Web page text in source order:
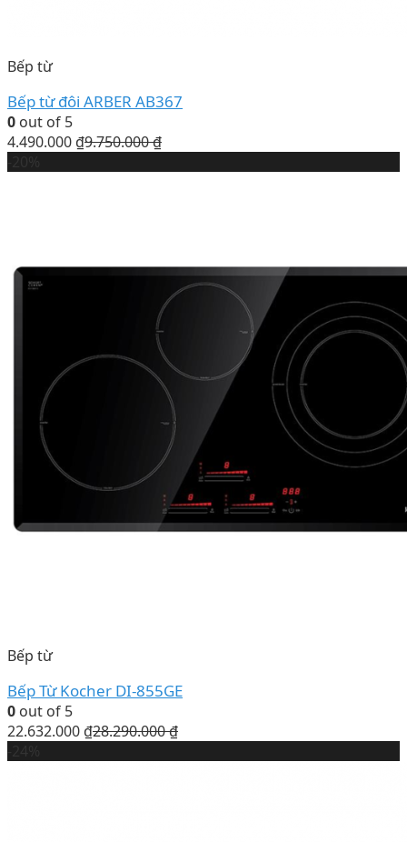
Bếp từ
Bếp từ đôi ARBER AB367
0 out of 5
4.490.000 ₫9.750.000₫
Bếp từ
Bếp Từ Kocher DI-855GE
0 out of 5
22.632.000 ₫28.290.000₫